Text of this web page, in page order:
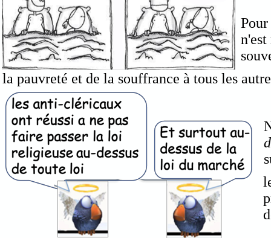
n'est
la pauvreté et de la souffrance à tous les